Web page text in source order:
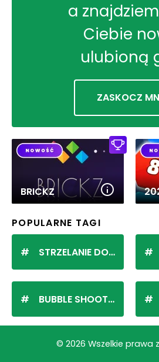
a
Ciebie
ulubioną
ZASKOCZ
BRICKZ
POPULARNE TAGI
STRZELANIE DO KULEK
BUBBLE SHOOTER
© 2026 Wszelkie prawa